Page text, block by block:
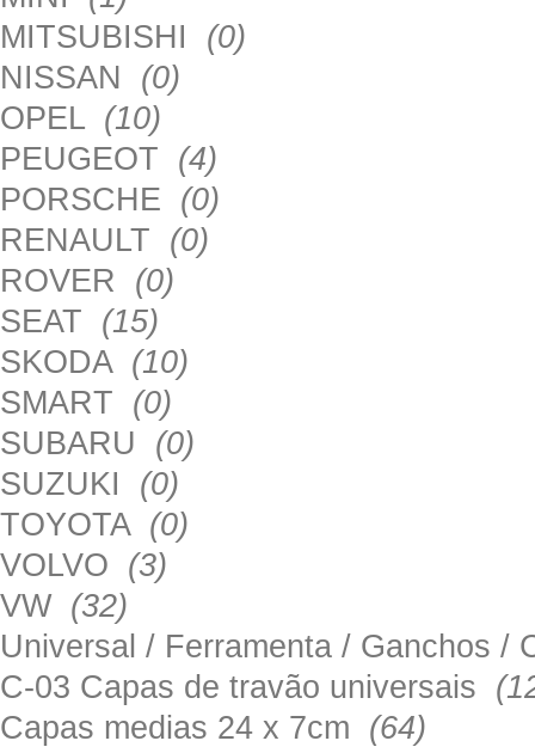
MITSUBISHI (0)
NISSAN (0)
OPEL (10)
PEUGEOT (4)
PORSCHE (0)
RENAULT (0)
ROVER (0)
SEAT (15)
SKODA (10)
SMART (0)
SUBARU (0)
SUZUKI (0)
TOYOTA (0)
VOLVO (3)
VW (32)
Universal / Ferramenta / Ganchos
C-03 Capas de travão universais
Capas medias 24 x 7cm (64)